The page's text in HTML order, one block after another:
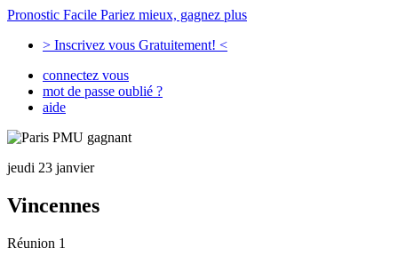
Pronostic Facile Pariez mieux, gagnez plus
> Inscrivez vous Gratuitement! <
connectez vous
mot de passe oublié ?
aide
jeudi 23 janvier
Vincennes
Réunion 1